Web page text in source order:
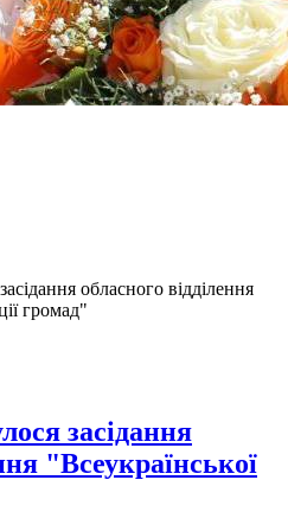
обласного відділення
громад"
засідання
"Всеукраїнської